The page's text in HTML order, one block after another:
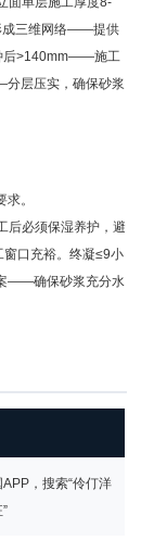
成三维网络——提供
后>140mm——施工
层压实，确保砂浆
。
必须保湿养护，避
口充裕。终凝≤9小
——确保砂浆充分水
，搜索“伶仃洋